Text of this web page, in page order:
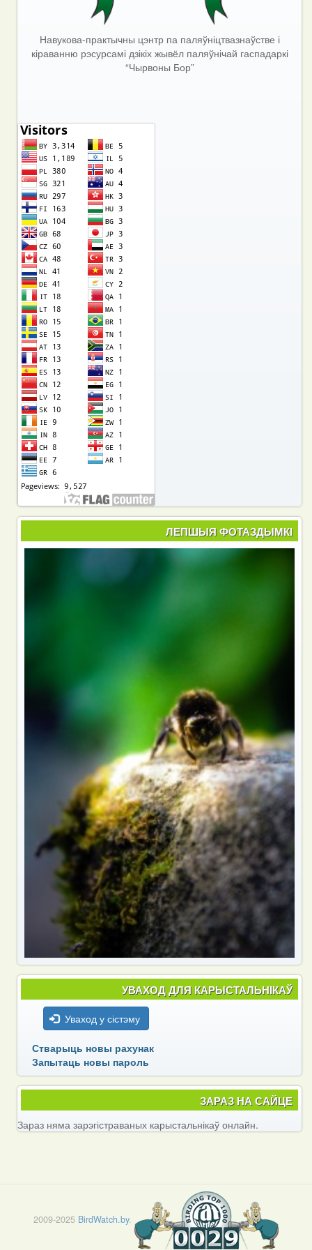
Навукова-практычны цэнтр па паляўніцтвазнаўстве і
кіраванню рэсурсамі дзікіх жывёл паляўнічай гаспадаркі
“Чырвоны Бор”
ЛЕПШЫЯ ФОТАЗДЫМКІ
УВАХОД ДЛЯ КАРЫСТАЛЬНІКАЎ
Уваход у сістэму
Стварыць новы рахунак
Запытаць новы пароль
ЗАРАЗ НА САЙЦЕ
Зараз няма зарэгістраваных карыстальнікаў онлайн.
2009-2025 BirdWatch.by.